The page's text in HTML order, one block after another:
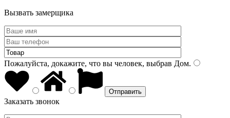
Вызвать замерщика
Пожалуйста, докажите, что вы человек, выбрав Дом.
Заказать звонок